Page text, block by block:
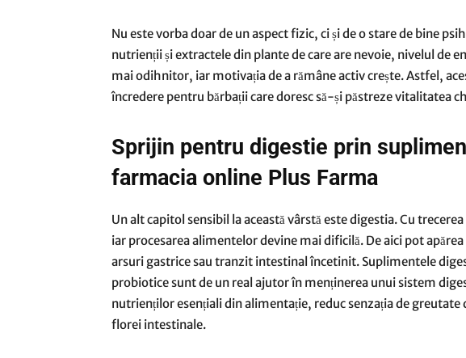
Nu este vorba doar de un aspect fizic, ci și de o stare de bine
nutrienții și extractele din plante de care are nevoie, nivelul de
mai odihnitor, iar motivația de a rămâne activ crește. Astfel,
încredere pentru bărbații care doresc să-și păstreze vitalitatea
Sprijin pentru digestie prin
farmacia online Plus Farma
Un alt capitol sensibil la această vârstă este digestia. Cu
iar procesarea alimentelor devine mai dificilă. De aici pot
arsuri gastrice sau tranzit intestinal încetinit. Suplimentele
probiotice sunt de un real ajutor în menținerea unui sistem
nutrienților esențiali din alimentație, reduc senzația de greutate
florei intestinale.